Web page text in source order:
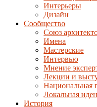
Интерьеры
Дизайн
Сообщество
Союз
Имена
Мастерские
Интервью
Мнение
Лекции и
Национальная
Локальная
История